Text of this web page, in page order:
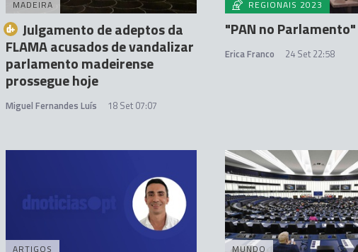
MADEIRA
Julgamento de adeptos da
FLAMA acusados de vandalizar
parlamento madeirense
prossegue hoje
Miguel Fernandes Luís 18 Set 07:07
REGIONAIS 2023
"PAN no Parlamento"
Erica Franco 24 Set 22:58
ARTIGOS MUNDO